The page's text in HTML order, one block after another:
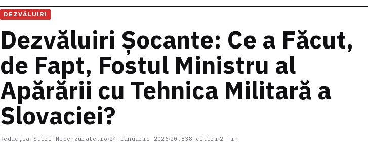
DEZVĂLUIRI
Dezvăluiri Șocante: Ce a Făcut,
de Fapt, Fostul Ministru al
Apărării cu Tehnica Militară a
Slovaciei?
Redacția Știri-Necenzurate.ro 24 ianuarie 2026 20.838 citiri 2 min